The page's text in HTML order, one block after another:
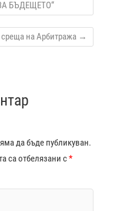
БЪДЕЩЕТО“
среща на Арбитража →
да бъде публикуван.
са отбелязани с*